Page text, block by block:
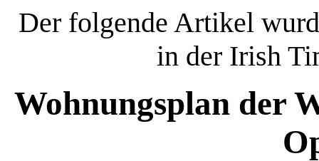
Der folgende Artikel
in der Irish
Wohnungsplan der